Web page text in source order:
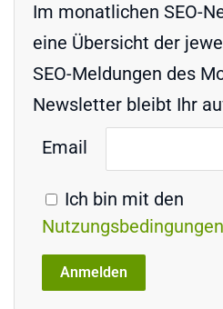
Im monatlichen SEO-
eine Übersicht der
SEO-Meldungen des
Newsletter bleibt Ihr
Email
Ich bin mit den
Nutzungsbedingungen